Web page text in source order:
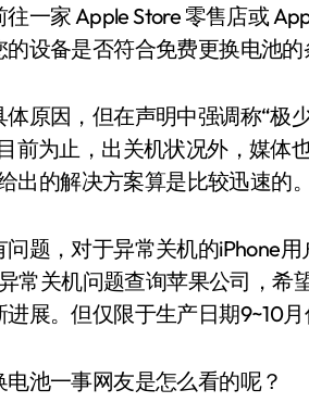
一家 Apple Store 零售店或
设备是否符合免费更换电池的
原因，但在声明中强调称“极
前为止，出关机状况外，媒体
出的解决方案算是比较迅速的。
题，对于异常关机的iPhone
常关机问题查询苹果公司，
展。但仅限于生产日期9~10月
池一事网友是怎么看的呢？